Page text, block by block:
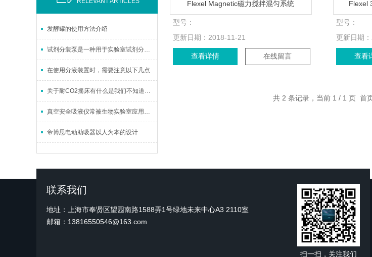
发酵罐的使用方法介绍
试剂分装泵是一种用于实验室试剂分装的工具
在使用分液装置时，需要注意以下几点
关于耐CO2摇床有什么是我们不知道的？
真空安全吸液仪常被生物实验室应用于生物废液处理环节中
帝博思电动助吸器以人为本的设计
Flexel Magnetic磁力搅拌混匀系统
型号：
更新日期： 2018-11-21
查看详情 在线留言
Flexel
型号：
更新日期：
查看
共 2 条记录，当前 1 / 1 页
联系我们
地址：上海市奉贤区望园南路1588弄1号绿地未来中心A3 2110室
邮箱：13816550546@163.com
扫一扫，关注我们